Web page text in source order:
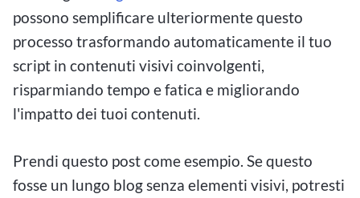
possono semplificare ulteriormente questo
processo trasformando automaticamente il tuo
script in contenuti visivi coinvolgenti,
risparmiando tempo e fatica e migliorando
l'impatto dei tuoi contenuti.
Prendi questo post come esempio. Se questo
fosse un lungo blog senza elementi visivi, potresti